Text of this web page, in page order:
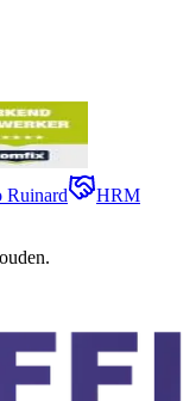
Ruinard
HRM